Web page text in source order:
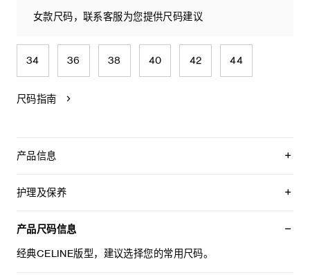
女款尺码，联系客服为您提供尺码建议
34 36 38 40 42 44
尺码指南
产品信息
经典版型
2个侧袋
8枚TRIOMPHE按扣
日本制造
护理及保养
仅使用不含漂白剂的洗衣产品。
最高熨烫温度：110°C / 230°F
产品尺码信息
经典CELINE版型，建议选择您的常用尺码。